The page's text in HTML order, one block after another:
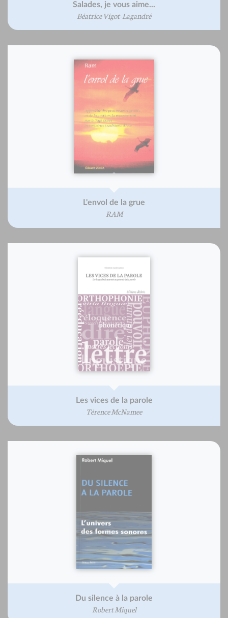
Salades, je vous aime...
Béatrice Vigot-Lagandré
L'envol de la grue
RAM
Les vices de la parole
Térence McNamee
Du silence à la parole
Robert Miquel